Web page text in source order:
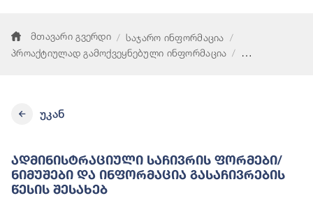
მთავარი გვერდი
საჯარო ინფორმაცია
პროაქტიულად გამოქვეყნებული ინფორმაცია
უკან
Ადმინისტრაციული Საჩივრის Ფორმები/
Ნიმუშები Და Ინფორმაცია Გასაჩივრების
Წესის Შესახებ